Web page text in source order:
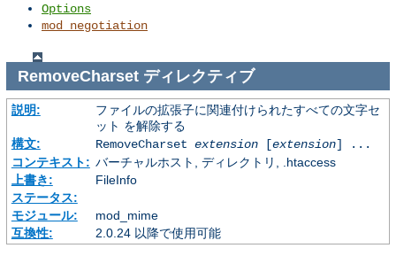
Options
mod_negotiation
RemoveCharsetディレクティブ
説明:
ファイルの拡張子に関連付けられたすべての文字セ
ット を解除する
構文:
RemoveCharset extension[extension] ...
コンテキスト: バーチャルホスト, ディレクトリ, .htaccess
上書き:
FileInfo
ステータス:
モジュール:
mod_mime
互換性:
2.0.24 以降で使用可能